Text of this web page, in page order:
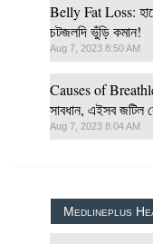
Belly Fat Loss:
চটজলদি ভুঁড়ি কমান!
Aug 7, 2023 8:50 AM
Causes of
সাবধান, এইসব জটিল
Aug 7, 2023 8:04 AM
Medlineplus